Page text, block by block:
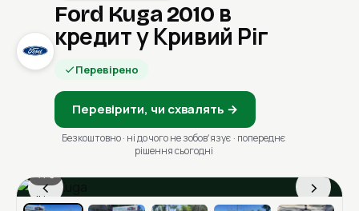
Ford Kuga 2010 в
кредит у Кривий Ріг
Перевірено
Перевірити, чи схвалять →
Безкоштовно · ні до чого не зобовʼязує · попереднє
рішення сьогодні
‹ ›
1 / 6
Ціна в місяць